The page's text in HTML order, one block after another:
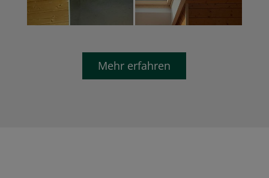
Mehr erfahren